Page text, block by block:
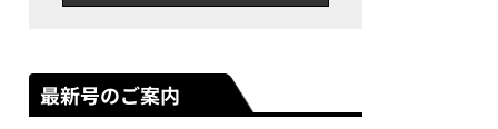
最新号のご案内